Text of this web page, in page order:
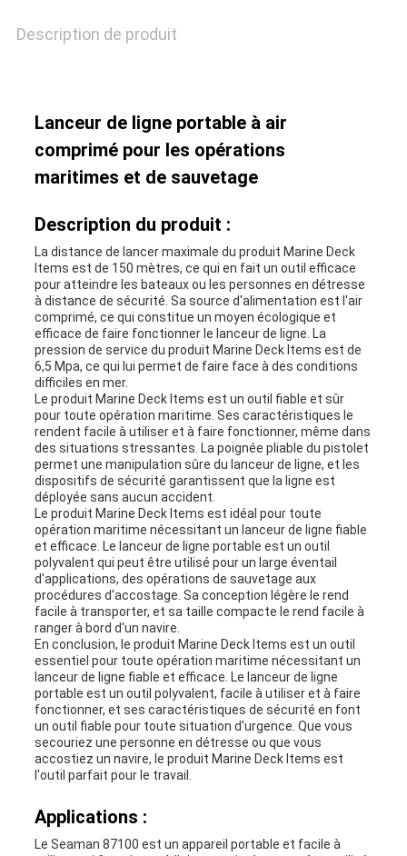
Description de produit
Lanceur de ligne portable à air
comprimé pour les opérations
maritimes et de sauvetage
Description du produit :
La distance de lancer maximale du produit Marine Deck
Items est de 150 mètres, ce qui en fait un outil efficace
pour atteindre les bateaux ou les personnes en détresse
à distance de sécurité. Sa source d'alimentation est l'air
comprimé, ce qui constitue un moyen écologique et
efficace de faire fonctionner le lanceur de ligne. La
pression de service du produit Marine Deck Items est de
6,5 Mpa, ce qui lui permet de faire face à des conditions
difficiles en mer.
Le produit Marine Deck Items est un outil fiable et sûr
pour toute opération maritime. Ses caractéristiques le
rendent facile à utiliser et à faire fonctionner, même dans
des situations stressantes. La poignée pliable du pistolet
permet une manipulation sûre du lanceur de ligne, et les
dispositifs de sécurité garantissent que la ligne est
déployée sans aucun accident.
Le produit Marine Deck Items est idéal pour toute
opération maritime nécessitant un lanceur de ligne fiable
et efficace. Le lanceur de ligne portable est un outil
polyvalent qui peut être utilisé pour un large éventail
d'applications, des opérations de sauvetage aux
procédures d'accostage. Sa conception légère le rend
facile à transporter, et sa taille compacte le rend facile à
ranger à bord d'un navire.
En conclusion, le produit Marine Deck Items est un outil
essentiel pour toute opération maritime nécessitant un
lanceur de ligne fiable et efficace. Le lanceur de ligne
portable est un outil polyvalent, facile à utiliser et à faire
fonctionner, et ses caractéristiques de sécurité en font
un outil fiable pour toute situation d'urgence. Que vous
secouriez une personne en détresse ou que vous
accostiez un navire, le produit Marine Deck Items est
l'outil parfait pour le travail.
Applications :
Le Seaman 87100 est un appareil portable et facile à